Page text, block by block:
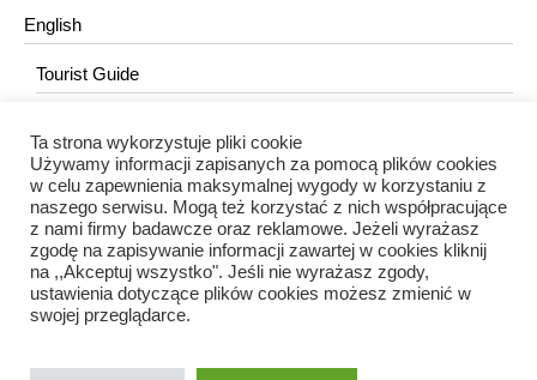
English
Tourist Guide
KONTAKT
redakcja@portalkujawski.pl
Redakcja
Ta strona wykorzystuje pliki cookie
Używamy informacji zapisanych za pomocą plików cookies
w celu zapewnienia maksymalnej wygody w korzystaniu z
naszego serwisu. Mogą też korzystać z nich współpracujące
z nami firmy badawcze oraz reklamowe. Jeżeli wyrażasz
zgodę na zapisywanie informacji zawartej w cookies kliknij
na ,,Akceptuj wszystko". Jeśli nie wyrażasz zgody,
ustawienia dotyczące plików cookies możesz zmienić w
swojej przeglądarce.